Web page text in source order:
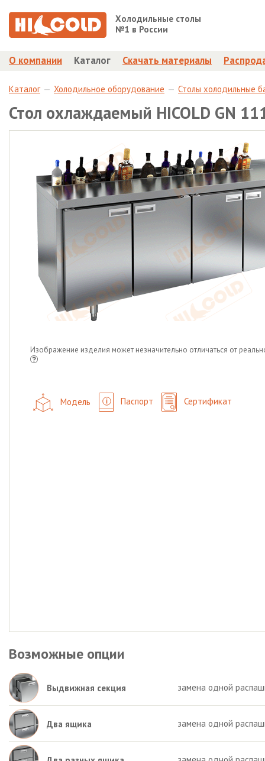
Холодильные столы
№1 в России
О компании Каталог Скачать материалы
Каталог Холодильное оборудование Столы холодильные
Стол охлаждаемый HICOLD GN
Изображение изделия может незначительно отличаться от
Модель Паспорт Сертификат
Возможные опции
Выдвижная секция замена одной
Два ящика замена одной